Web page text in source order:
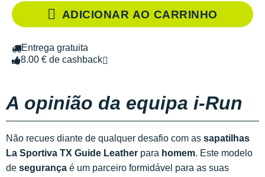
ADICIONAR AO CARRINHO
Entrega gratuita
8.00 € de cashback
A opinião da equipa i-Run
Não recues diante de qualquer desafio com as sapatilhas
La Sportiva TX Guide Leather para homem. Este modelo
de segurança é um parceiro formidável para as suas